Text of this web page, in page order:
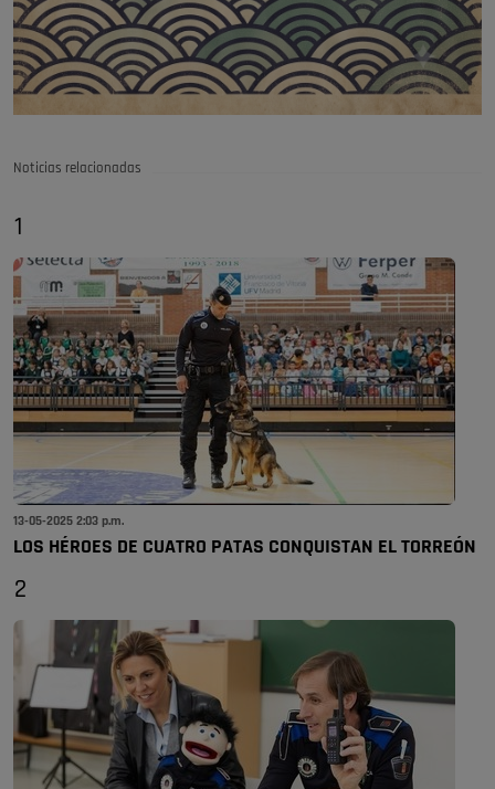
Noticias relacionadas
1
13-05-2025 2:03 p.m.
LOS HÉROES DE CUATRO PATAS CONQUISTAN EL TORREÓN
2